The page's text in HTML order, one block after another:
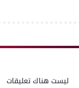
ليست هناك تعليقات